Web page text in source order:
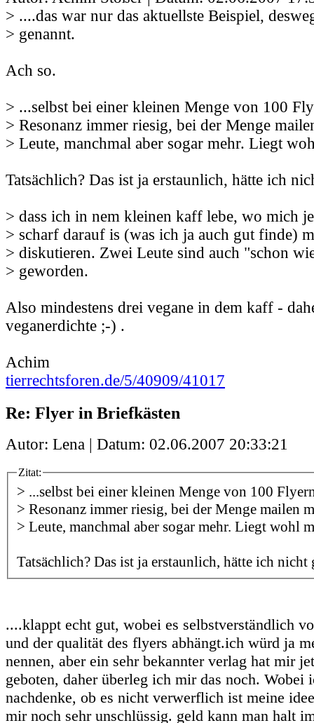
> ....das war nur das aktuellste Beispiel,
> genannt.
Ach so.
> ...selbst bei einer kleinen Menge von 100
> Resonanz immer riesig, bei der Menge
> Leute, manchmal aber sogar mehr. Liegt
Tatsächlich? Das ist ja erstaunlich, hätte ich
> dass ich in nem kleinen kaff lebe, wo mich
> scharf darauf is (was ich ja auch gut finde)
> diskutieren. Zwei Leute sind auch "schon
> geworden.
Also mindestens drei vegane in dem kaff -
veganerdichte ;-) .
Achim
tierrechtsforen.de/5/40909/41017
Re: Flyer in Briefkästen
Autor: Lena | Datum: 02.06.2007 20:33:21
Zitat:
> ...selbst bei einer kleinen Menge von 100
> Resonanz immer riesig, bei der Menge mailen
> Leute, manchmal aber sogar mehr. Liegt wohl
Tatsächlich? Das ist ja erstaunlich, hätte ich nicht
....klappt echt gut, wobei es selbstverständlich
und der qualität des flyers abhängt.ich würd ja
nennen, aber ein sehr bekannter verlag hat mir
geboten, daher überleg ich mir das noch. Wobei
nachdenke, ob es nicht verwerflich ist meine
mir noch sehr unschlüssig. geld kann man halt